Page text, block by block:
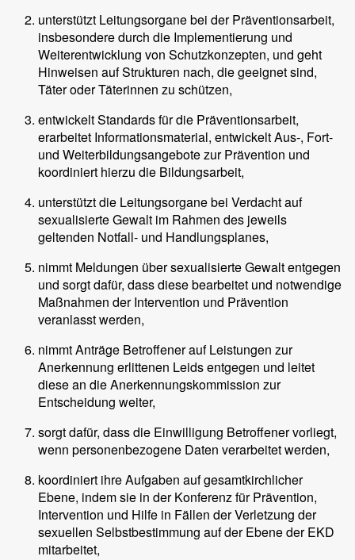
unterstützt Leitungsorgane bei der Präventionsarbeit,
insbesondere durch die Implementierung und
Weiterentwicklung von Schutzkonzepten, und geht
Hinweisen auf Strukturen nach, die geeignet sind,
Täter oder Täterinnen zu schützen,
entwickelt Standards für die Präventionsarbeit,
erarbeitet Informationsmaterial, entwickelt Aus-, Fort-
und Weiterbildungsangebote zur Prävention und
koordiniert hierzu die Bildungsarbeit,
unterstützt die Leitungsorgane bei Verdacht auf
sexualisierte Gewalt im Rahmen des jeweils
geltenden Notfall- und Handlungsplanes,
nimmt Meldungen über sexualisierte Gewalt entgegen
und sorgt dafür, dass diese bearbeitet und notwendige
Maßnahmen der Intervention und Prävention
veranlasst werden,
nimmt Anträge Betroffener auf Leistungen zur
Anerkennung erlittenen Leids entgegen und leitet
diese an die Anerkennungskommission zur
Entscheidung weiter,
sorgt dafür, dass die Einwilligung Betroffener vorliegt,
wenn personenbezogene Daten verarbeitet werden,
koordiniert ihre Aufgaben auf gesamtkirchlicher
Ebene, indem sie in der Konferenz für Prävention,
Intervention und Hilfe in Fällen der Verletzung der
sexuellen Selbstbestimmung auf der Ebene der EKD
mitarbeitet,